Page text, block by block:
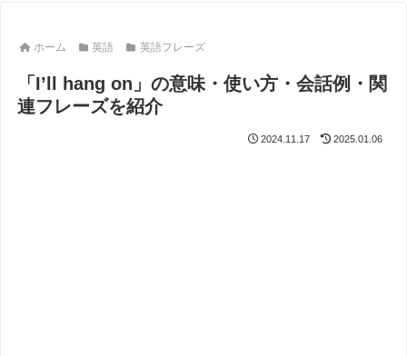
ホーム 英語 英語フレーズ
「I’ll hang on」の意味・使い方・会話例・関
連フレーズを紹介
2024.11.17 2025.01.06